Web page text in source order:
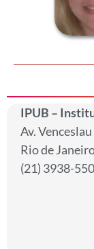
IPUB –
Av.
Rio de
(21) 3938-